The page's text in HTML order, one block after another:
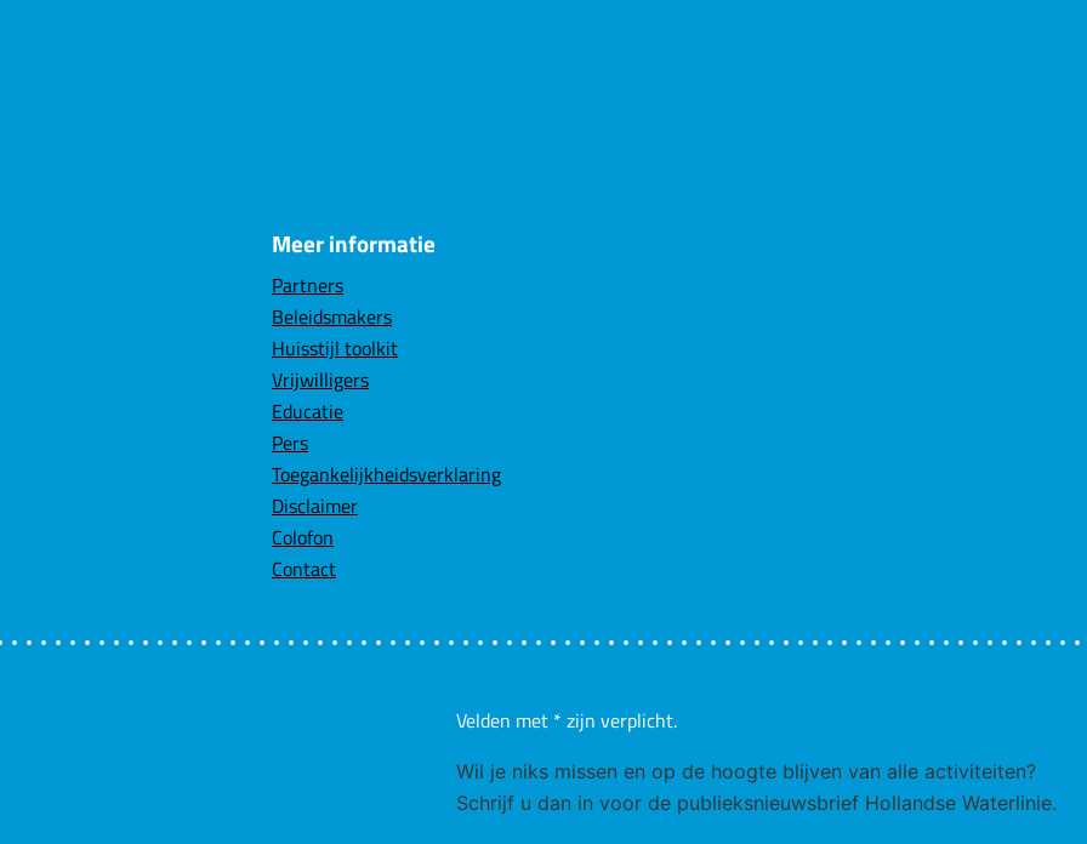
Meer informatie
Partners
Beleidsmakers
Huisstijl toolkit
Vrijwilligers
Educatie
Pers
Toegankelijkheidsverklaring
Disclaimer
Colofon
Contact
Velden met * zijn verplicht.
Wil je niks missen en op de hoogte blijven van alle activiteiten?
Schrijf u dan in voor de publieksnieuwsbrief Hollandse Waterlinie.